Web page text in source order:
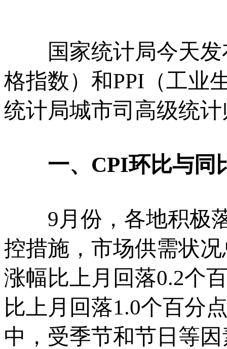
国家统计局今天发
格指数）和PPI（工业
统计局城市司高级统
一、 CPI环比与同
9月份，各地积极落
控措施，市场供需状
涨幅比上月回落0.2个
比上月回落1.0个百分
中，受季节和节日等